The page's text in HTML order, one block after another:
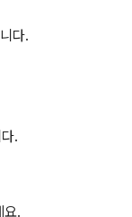
다.
.
요.